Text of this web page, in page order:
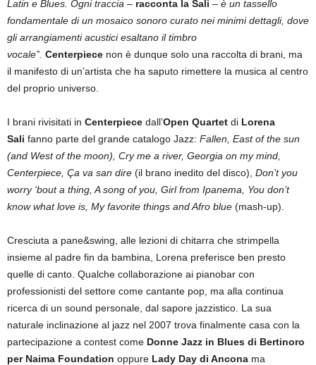
Latin e Blues. Ogni traccia – racconta la Sali – è un tassello
fondamentale di un mosaico sonoro curato nei minimi dettagli, dove
gli arrangiamenti acustici esaltano il timbro
vocale”. Centerpiece non è dunque solo una raccolta di brani, ma
il manifesto di un’artista che ha saputo rimettere la musica al centro
del proprio universo.
I brani rivisitati in Centerpiece dall’Open Quartet di Lorena
Sali fanno parte del grande catalogo Jazz: Fallen, East of the sun
(and West of the moon), Cry me a river, Georgia on my mind,
Centerpiece, Ça va san dire (il brano inedito del disco), Don’t you
worry ‘bout a thing, A song of you, Girl from Ipanema, You don’t
know what love is, My favorite things and Afro blue (mash-up).
Cresciuta a pane&swing, alle lezioni di chitarra che strimpella
insieme al padre fin da bambina, Lorena preferisce ben presto
quelle di canto. Qualche collaborazione ai pianobar con
professionisti del settore come cantante pop, ma alla continua
ricerca di un sound personale, dal sapore jazzistico. La sua
naturale inclinazione al jazz nel 2007 trova finalmente casa con la
partecipazione a contest come Donne Jazz in Blues di Bertinoro
per Naima Foundation oppure Lady Day di Ancona ma